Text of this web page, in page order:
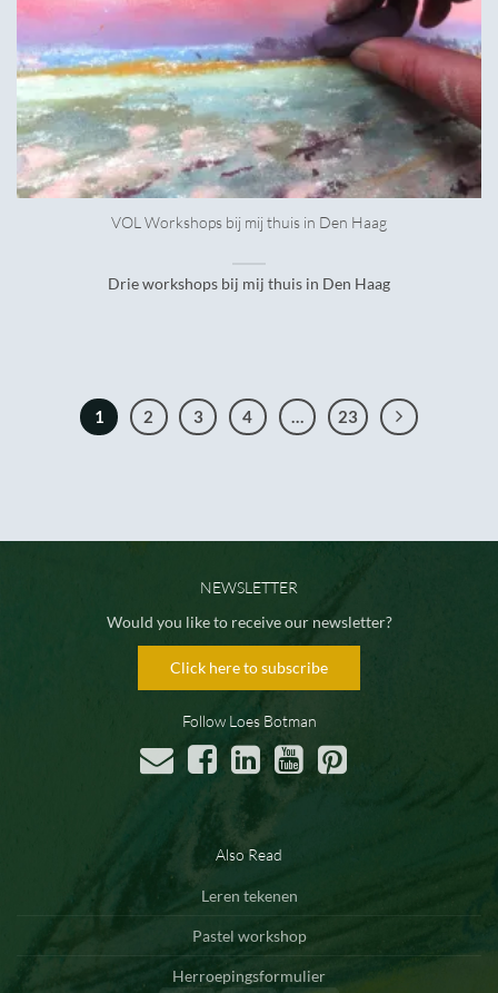
VOL Workshops bij mij thuis in Den Haag
Drie workshops bij mij thuis in Den Haag
1 2 3 4 … 23
NEWSLETTER
Would you like to receive our newsletter?
Click here to subscribe
Follow Loes Botman
Also Read
Leren tekenen
Pastel workshop
Herroepingsformulier